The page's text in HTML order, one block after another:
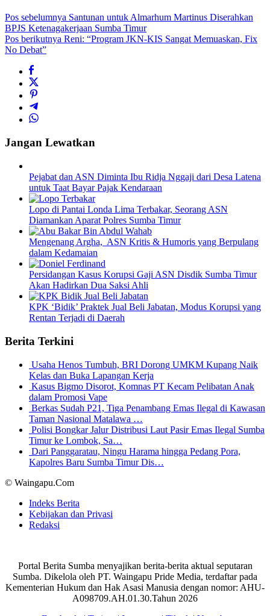
Pos sebelumnya Santunan untuk Almarhum Martinus Diserahkan
BPJS Ketenagakerjaan Sumba Timur
Pos berikutnya Reni: “Program JKN-KIS Sangat Memuaskan, Fix
No Debat”
Jangan Lewatkan
Pejabat dan ASN Diminta Ibu Ridja Nggaji dari Desa Latena
untuk Taat Bayar Pajak Kendaraan
Lopo di Pantai Londa Lima Terbakar, Seorang ASN
Diamankan Aparat Polres Sumba Timur
Mengenang Argha, ASN Kritis & Humoris yang Berpulang
dalam Kedamaian
Persidangan Kasus Korupsi Gaji ASN Disdik Sumba Timur
Akan Hadirkan Dua Saksi Ahli
KPK ‘Bidik’ Praktek Jual Beli Jabatan, Modus Korupsi yang
Rentan Terjadi di Daerah
Berita Terkini
Usaha Henos Tumbuh, BRI Dorong UMKM Kupang Naik
Kelas dan Buka Lapangan Kerja
Kasus Bigmo Disorot, Komnas PT Kecam Pelibatan Anak
dalam Promosi Vape
Berkas Sudah P21, Tiga Penambang Emas Ilegal di Kawasan
Taman Nasional Matalawa …
Polisi Bongkar Jalur Distribusi Laut Pasir Emas Ilegal Sumba
Timur ke Lombok, Sa…
Dari Panggaratau, Ningu Harama hingga Pedang Pora,
Kapolres Baru Sumba Timur Dis…
© Waingapu.Com
Indeks Berita
Kebijakan dan Privasi
Redaksi
Portal Berita Sumba menyajikan berita-berita aktual seputaran
Sumba. Dikelola oleh PT. Waingapu Pride Media, terdaftar pada
Kementerian Hukum dan Hak Asasi Manusia dengan nomor: AHU-
A098709.AH.01.30.Tahun 2026